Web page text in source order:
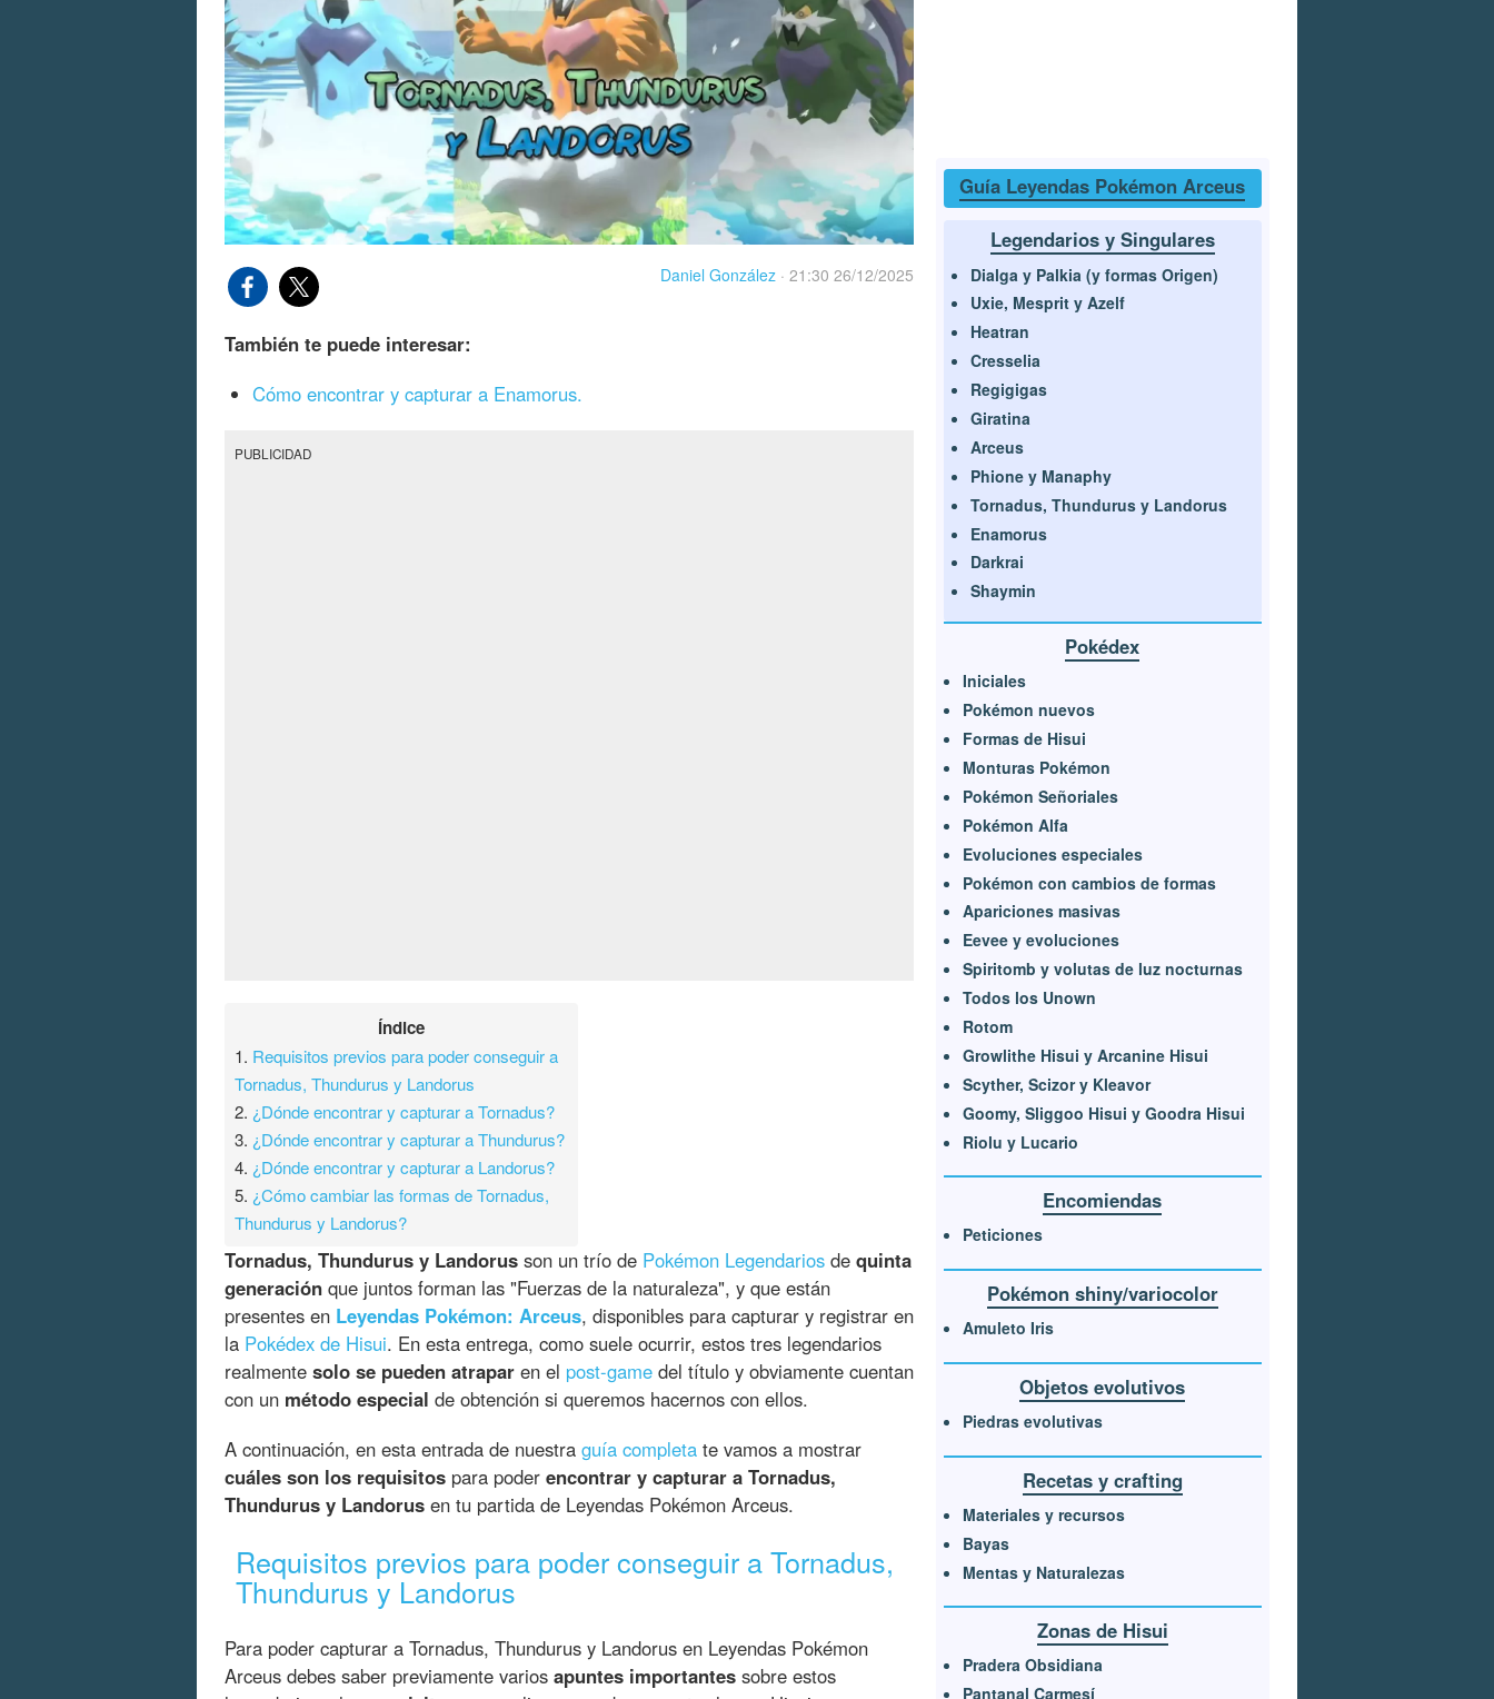
Daniel González · 21:30 26/12/2025
También te puede interesar:
Cómo encontrar y capturar a Enamorus.
PUBLICIDAD
Índice
1. Requisitos previos para poder conseguir a
Tornadus, Thundurus y Landorus
2. ¿Dónde encontrar y capturar a Tornadus?
3. ¿Dónde encontrar y capturar a Thundurus?
4. ¿Dónde encontrar y capturar a Landorus?
5. ¿Cómo cambiar las formas de Tornadus,
Thundurus y Landorus?
Tornadus, Thundurus y Landorus son un trío de Pokémon Legendarios de quinta
generación que juntos forman las "Fuerzas de la naturaleza", y que están
presentes en Leyendas Pokémon: Arceus, disponibles para capturar y registrar en
la Pokédex de Hisui. En esta entrega, como suele ocurrir, estos tres legendarios
realmente solo se pueden atrapar en el post-game del título y obviamente cuentan
con un método especial de obtención si queremos hacernos con ellos.
A continuación, en esta entrada de nuestra guía completa te vamos a mostrar
cuáles son los requisitos para poder encontrar y capturar a Tornadus,
Thundurus y Landorus en tu partida de Leyendas Pokémon Arceus.
Requisitos previos para poder conseguir a Tornadus,
Thundurus y Landorus
Para poder capturar a Tornadus, Thundurus y Landorus en Leyendas Pokémon
Arceus debes saber previamente varios apuntes importantes sobre estos
Guía Leyendas Pokémon Arceus
Legendarios y Singulares
Dialga y Palkia (y formas Origen)
Uxie, Mesprit y Azelf
Heatran
Cresselia
Regigigas
Giratina
Arceus
Phione y Manaphy
Tornadus, Thundurus y Landorus
Enamorus
Darkrai
Shaymin
Pokédex
Iniciales
Pokémon nuevos
Formas de Hisui
Monturas Pokémon
Pokémon Señoriales
Pokémon Alfa
Evoluciones especiales
Pokémon con cambios de formas
Apariciones masivas
Eevee y evoluciones
Spiritomb y volutas de luz nocturnas
Todos los Unown
Rotom
Growlithe Hisui y Arcanine Hisui
Scyther, Scizor y Kleavor
Goomy, Sliggoo Hisui y Goodra Hisui
Riolu y Lucario
Encomiendas
Peticiones
Pokémon shiny/variocolor
Amuleto Iris
Objetos evolutivos
Piedras evolutivas
Recetas y crafting
Materiales y recursos
Bayas
Mentas y Naturalezas
Zonas de Hisui
Pradera Obsidiana
Pantanal Carmesí